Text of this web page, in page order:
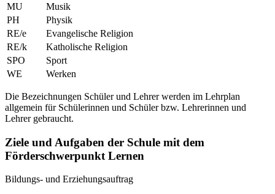
MU
Musik
PH
Physik
RE/e
Evangelische Religion
RE/k
Katholische Religion
SPO
Sport
WE
Werken
Die Bezeichnungen Schüler und Lehrer werden im Lehrplan
allgemein für Schülerinnen und Schüler bzw. Lehrerinnen und
Lehrer gebraucht.
Ziele und Aufgaben der Schule mit dem
Förderschwerpunkt Lernen
Bildungs- und Erziehungsauftrag